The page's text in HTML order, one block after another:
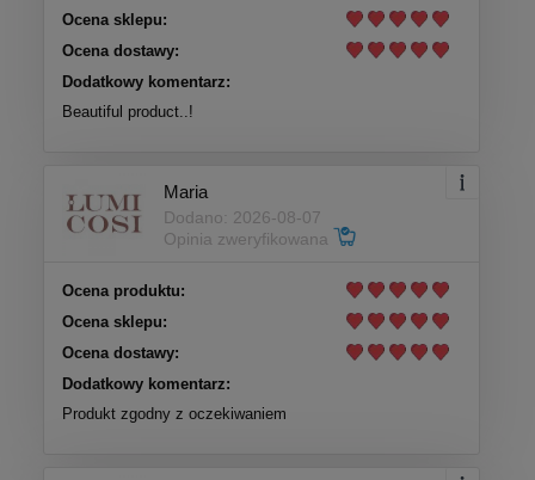
Ocena sklepu:
Ocena dostawy:
Dodatkowy komentarz:
Beautiful product..!
Maria
Dodano: 2026-08-07
Opinia zweryfikowana
Ocena produktu:
Ocena sklepu:
Ocena dostawy:
Dodatkowy komentarz:
Produkt zgodny z oczekiwaniem